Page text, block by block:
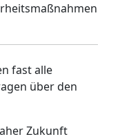
fast alle
über den
Zukunft